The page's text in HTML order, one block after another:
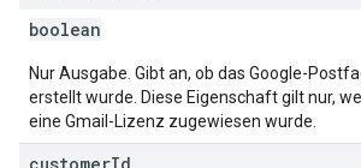
boolean
Nur Ausgabe. Gibt an, ob das Google-
erstellt wurde. Diese Eigenschaft gilt nur,
eine Gmail-Lizenz zugewiesen wurde.